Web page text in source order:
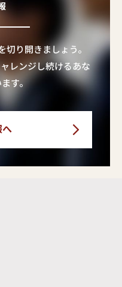
り開きましょう。
レンジし続けるあな
す。
へ